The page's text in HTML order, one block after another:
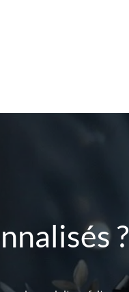
?